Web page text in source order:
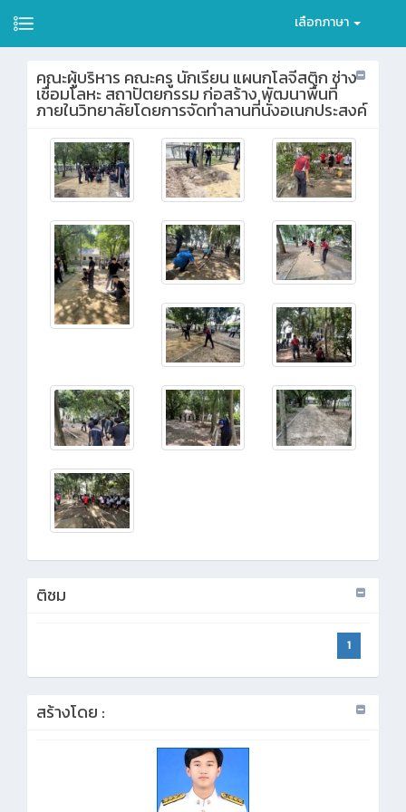
เลือกภาษา
คณะผู้บริหาร คณะครู นักเรียน แผนกโลจีสติก ช่าง
เชื่อมโลหะ สถาปัตยกรรม ก่อสร้าง พัฒนาพื้นที่
ภายในวิทยาลัยโดยการจัดทำลานที่นั่งอเนกประสงค์
ติชม
1
สร้างโดย :